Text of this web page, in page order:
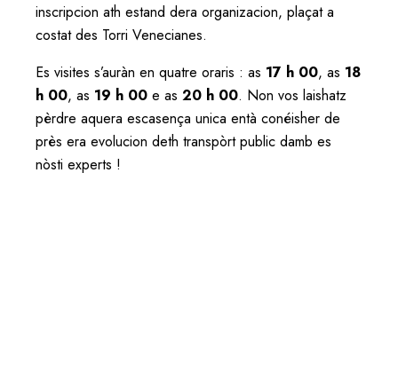
inscripcion ath estand dera organizacion, plaçat a
costat des Torri Venecianes.
Es visites s’auràn en quatre oraris : as 17 h 00, as 18
h 00, as 19 h 00 e as 20 h 00. Non vos laishatz
pèrdre aquera escasença unica entà conéisher de
près era evolucion deth transpòrt public damb es
nòsti experts !